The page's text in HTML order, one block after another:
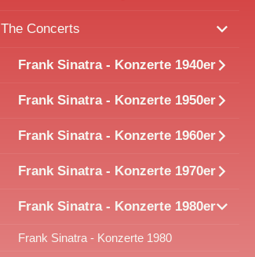
The Concerts
Frank Sinatra - Konzerte 1940er
Frank Sinatra - Konzerte 1950er
Frank Sinatra - Konzerte 1960er
Frank Sinatra - Konzerte 1970er
Frank Sinatra - Konzerte 1980er
Frank Sinatra - Konzerte 1980